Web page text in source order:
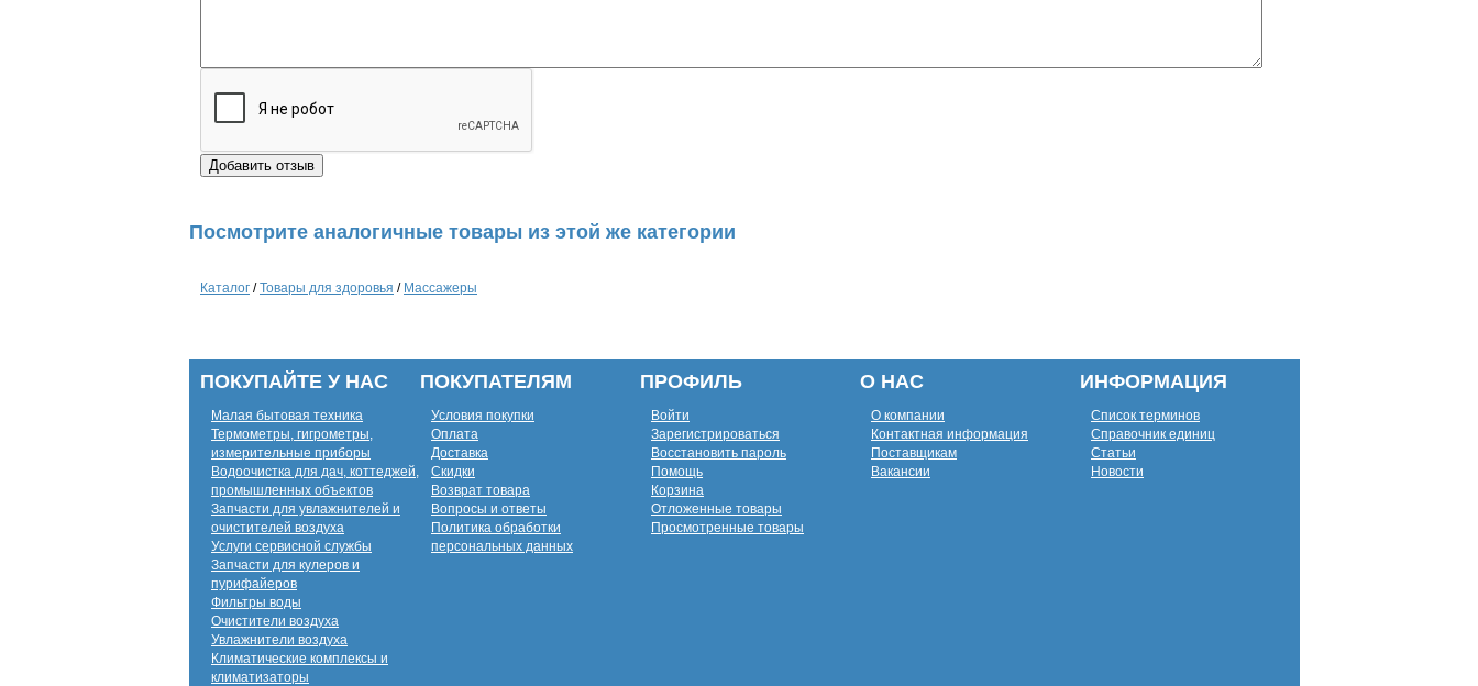
Посмотрите аналогичные товары из этой же категории
Каталог /Товары для здоровья / Массажеры
ПОКУПАЙТЕ У НАС
Малая бытовая техника
Термометры, гигрометры,
измерительные приборы
Водоочистка для дач, коттеджей,
промышленных объектов
Запчасти для увлажнителей и
очистителей воздуха
Услуги сервисной службы
Запчасти для кулеров и
пурифайеров
Фильтры воды
Очистители воздуха
Увлажнители воздуха
Климатические комплексы и
климатизаторы
ПОКУПАТЕЛЯМ
Условия покупки
Оплата
Доставка
Скидки
Возврат товара
Вопросы и ответы
Политика обработки
персональных данных
ПРОФИЛЬ
Войти
Зарегистрироваться
Восстановить пароль
Помощь
Корзина
Отложенные товары
Просмотренные товары
О НАС
О компании
Контактная информация
Поставщикам
Вакансии
ИНФОРМАЦИЯ
Список терминов
Справочник единиц
Статьи
Новости